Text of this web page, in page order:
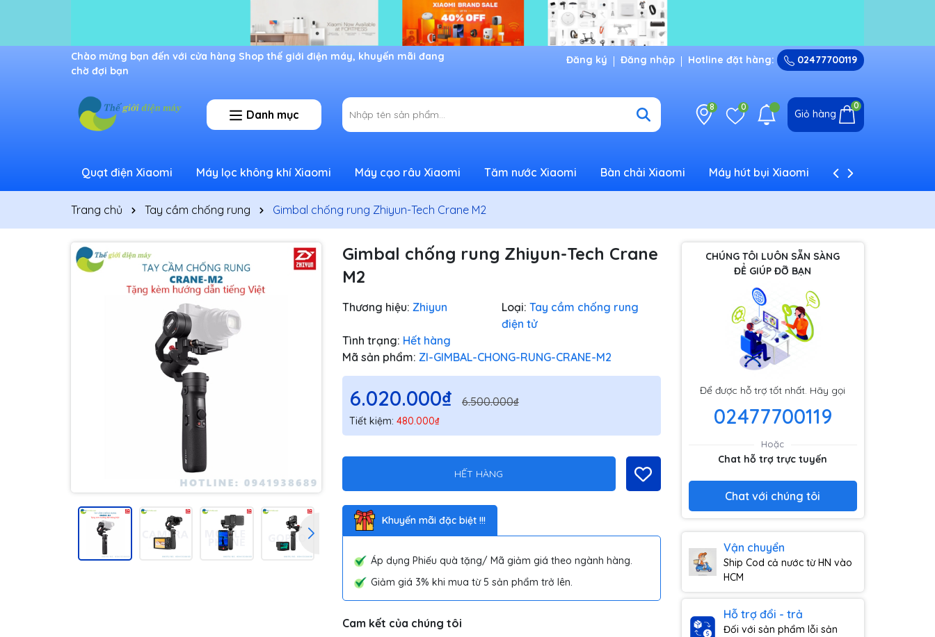
Ưu đãi lớn dành cho thành viên mới Đăng ký Đăng nhập Hotline đặt hàng: 02477700119
Danh mục
8 0
Giỏ hàng
0
Quạt điện Xiaomi Máy lọc không khí Xiaomi Máy cạo râu Xiaomi Tăm nước Xiaomi Bàn chải Xiaomi Máy hút bụi Xiaomi Máy tạo ẩm Xiaomi
Trang chủ Tay cầm chống rung Gimbal chống rung Zhiyun-Tech Crane M2
Gimbal chống rung Zhiyun-Tech Crane
M2
Thương hiệu: Zhiyun Loại: Tay cầm chống rung
điện tử
Tình trạng: Hết hàng
Mã sản phẩm: ZI-GIMBAL-CHONG-RUNG-CRANE-M2
6.020.000₫ 6.500.000₫
Tiết kiệm: 480.000₫
HẾT HÀNG
Khuyến mãi đặc biệt !!!
Áp dụng Phiếu quà tặng/ Mã giảm giá theo ngành hàng.
Giảm giá 3% khi mua từ 5 sản phẩm trở lên.
Cam kết của chúng tôi
CHÚNG TÔI LUÔN SẴN SÀNG
ĐỂ GIÚP ĐỠ BẠN
Để được hỗ trợ tốt nhất. Hãy gọi
02477700119
Hoặc
Chat hỗ trợ trực tuyến
Chat với chúng tôi
Vận chuyển
Ship Cod cả nước từ HN vào
HCM
Hỗ trợ đổi - trả
Đối với sản phẩm lỗi sản